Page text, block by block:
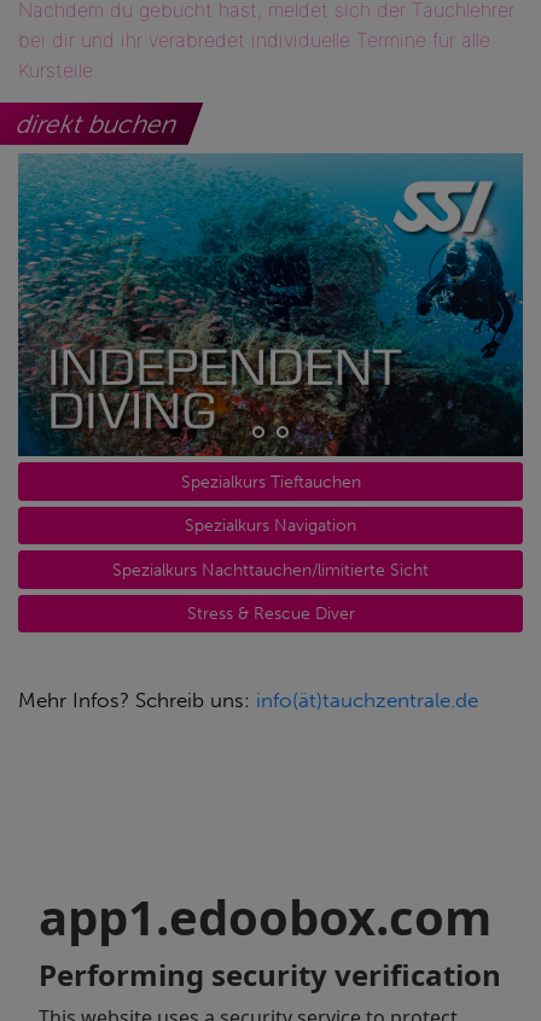
Nachdem du gebucht hast, meldet sich der Tauchlehrer
bei dir und ihr verabredet individuelle Termine für alle
Kursteile.
direkt buchen
Spezialkurs Tieftauchen
Spezialkurs Navigation
Spezialkurs Nachttauchen/limitierte Sicht
Stress & Rescue Diver
Mehr Infos? Schreib uns: info(ät)tauchzentrale.de